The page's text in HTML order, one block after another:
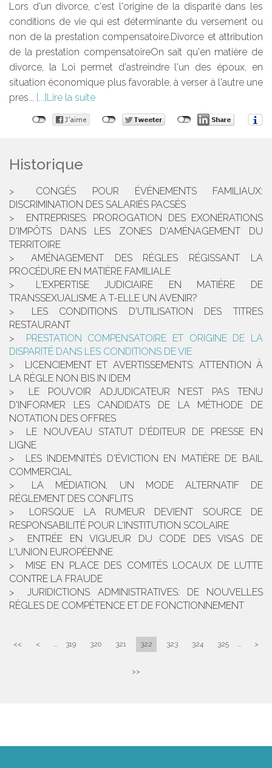
Lors d'un divorce, c'est l'origine de la disparité dans les
conditions de vie qui est déterminante du versement ou
non de la prestation compensatoire.Divorce et attribution
de la prestation compensatoireOn sait qu'en matière de
divorce, la Loi permet d'astreindre l'un des époux, en
situation économique plus favorable, à verser à l'autre une
pres...
Lire la suite
Historique
CONGÉS POUR ÉVÈNEMENTS FAMILIAUX:
DISCRIMINATION DES SALARIÉS PACSÉS
ENTREPRISES: PROROGATION DES EXONÉRATIONS
D'IMPÔTS DANS LES ZONES D'AMÉNAGEMENT DU
TERRITOIRE
AMÉNAGEMENT DES RÈGLES RÉGISSANT LA
PROCÉDURE EN MATIÈRE FAMILIALE
L'EXPERTISE JUDICIAIRE EN MATIÈRE DE
TRANSSEXUALISME A T-ELLE UN AVENIR?
LES CONDITIONS D'UTILISATION DES TITRES
RESTAURANT
PRESTATION COMPENSATOIRE ET ORIGINE DE LA
DISPARITÉ DANS LES CONDITIONS DE VIE
LICENCIEMENT ET AVERTISSEMENTS: ATTENTION À
LA RÈGLE NON BIS IN IDEM
LE POUVOIR ADJUDICATEUR N'EST PAS TENU
D'INFORMER LES CANDIDATS DE LA MÉTHODE DE
NOTATION DES OFFRES
LE NOUVEAU STATUT D'ÉDITEUR DE PRESSE EN
LIGNE
LES INDEMNITÉS D'ÉVICTION EN MATIÈRE DE BAIL
COMMERCIAL
LA MÉDIATION, UN MODE ALTERNATIF DE
RÉGLEMENT DES CONFLITS
LORSQUE LA RUMEUR DEVIENT SOURCE DE
RESPONSABILITÉ POUR L'INSTITUTION SCOLAIRE
ENTRÉE EN VIGUEUR DU CODE DES VISAS DE
L'UNION EUROPÉENNE
MISE EN PLACE DES COMITÉS LOCAUX DE LUTTE
CONTRE LA FRAUDE
JURIDICTIONS ADMINISTRATIVES: DE NOUVELLES
RÈGLES DE COMPÉTENCE ET DE FONCTIONNEMENT
<< < ... 319 320 321 322 323 324 325 ... >
>>